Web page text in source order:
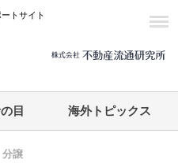
トサイト
目 海外トピックス
分譲